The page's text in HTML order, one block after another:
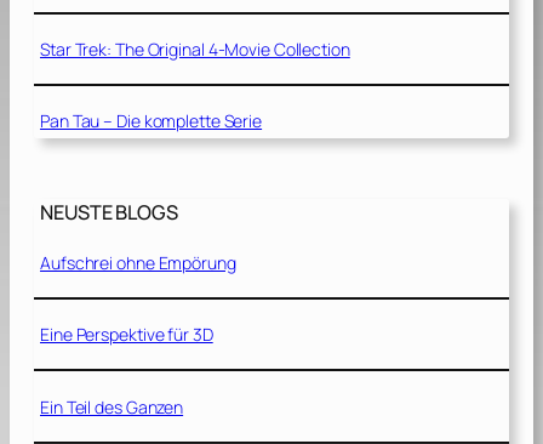
Star Trek: The Original 4-Movie Collection
Pan Tau – Die komplette Serie
NEUSTE BLOGS
Aufschrei ohne Empörung
Eine Perspektive für 3D
Ein Teil des Ganzen